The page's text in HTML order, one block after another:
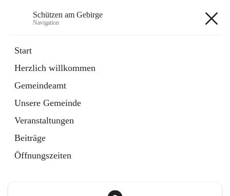
Schützen am Gebirge
Navigation
Start
Herzlich willkommen
Gemeindeamt
Unsere Gemeinde
Veranstaltungen
Beiträge
Öffnungszeiten
1 Schnellzugriff
Vereine
Artikel
öffnet
in
neuem
Tab